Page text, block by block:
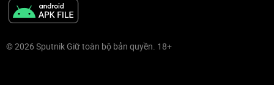
© 2026 Sputnik Giữ toàn bộ bản quyền. 18+